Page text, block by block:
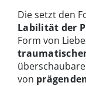
Die setzt den
Labilität der
Form von
von